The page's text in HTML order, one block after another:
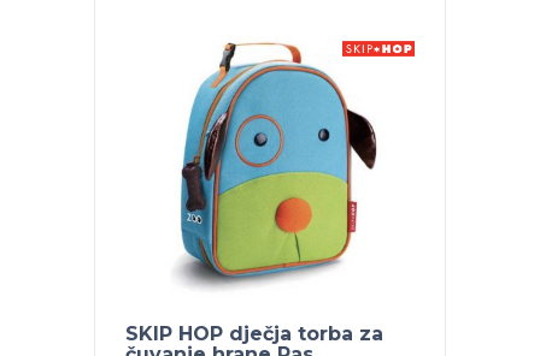
SKIP HOP dječja torba za